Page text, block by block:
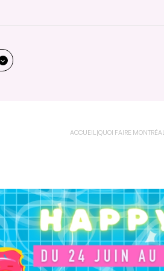
ACCUEIL |QUOI FAIRE MONTRÉAL